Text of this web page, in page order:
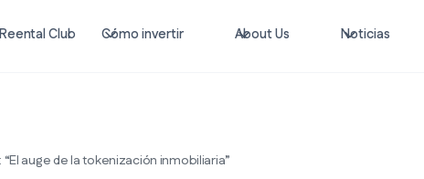
Reental Club Cómo invertir About Us Noticias
auge de la tokenización inmobiliaria”